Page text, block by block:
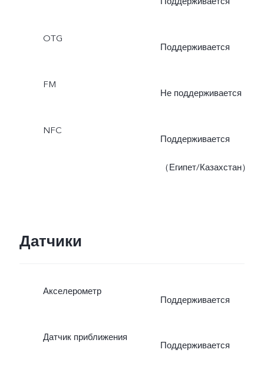
OTG
Поддерживается
FM
Не поддерживается
NFC
Поддерживается
（Египет/Казахстан）
Датчики
Акселерометр
Поддерживается
Датчик приближения
Поддерживается